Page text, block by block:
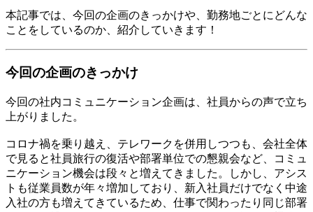
本記事では、今回の企画のきっかけや、勤務地ごとにどんな
ことをしているのか、紹介していきます！
今回の企画のきっかけ
今回の社内コミュニケーション企画は、社員からの声で立ち
上がりました。
コロナ禍を乗り越え、テレワークを併用しつつも、会社全体
で見ると社員旅行の復活や部署単位での懇親会など、コミュ
ニケーション機会は段々と増えてきました。しかし、アシス
トも従業員数が年々増加しており、新入社員だけでなく中途
入社の方も増えてきているため、仕事で関わったり同じ部署